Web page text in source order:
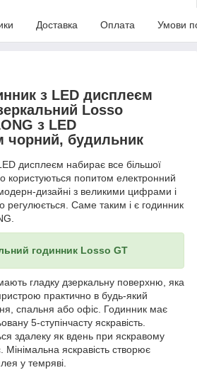
Доставка Оплата Умови
з LED дисплеєм
Losso
з LED
чорний, будильник
дисплеєм набирає все більшої
користуються попитом електронний
дизайні з великими цифрами і
регулюється. Саме таким і є годинник
годинник Lоsso GT
гладку дзеркальну поверхню, яка
практично в будь-який
спальня або офіс. Годинник має
5-ступінчасту яскравість.
здалеку як вдень при яскравому
Мінімальна яскравість створює
у темряві.